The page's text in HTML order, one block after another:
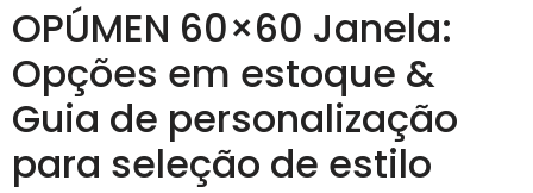
OPÚMEN 60×60 Janela:
Opções em estoque &
Guia de personalização
para seleção de estilo